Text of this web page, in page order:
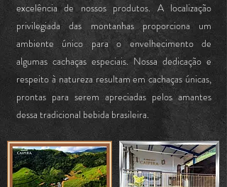
excelência de nossos produtos. A localização
privilegiada das montanhas proporciona um
ambiente único para o envelhecimento de
algumas cachaças especiais. Nossa dedicação e
respeito à natureza resultam em cachaças únicas,
prontas para serem apreciadas pelos amantes
dessa tradicional bebida brasileira.